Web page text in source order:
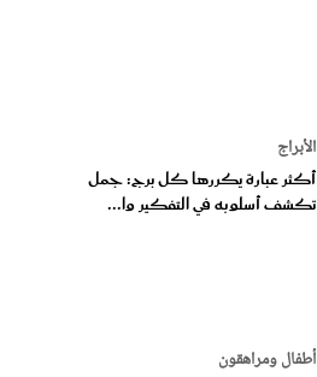
الأبراج
أكثر عبارة يكررها كل برج: جمل
تكشف أسلوبه في التفكير وا...
أطفال ومراهقون